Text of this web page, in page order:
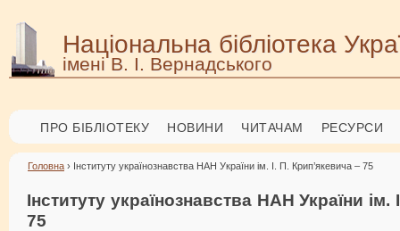
Національна бібліотека
імені В. І. Вернадського
ПРО БІБЛІОТЕКУ НОВИНИ ЧИТАЧАМ РЕСУРСИ
Головна › Інституту українознавства НАН України ім. І. П. Крип’якевича – 75
Інституту українознавства НАН України ім.
75